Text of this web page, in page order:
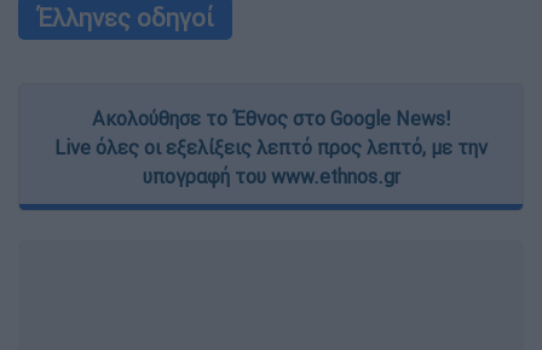
Έλληνες οδηγοί
Ακολούθησε το Έθνος στο Google News!
Live όλες οι εξελίξεις λεπτό προς λεπτό, με την
υπογραφή του www.ethnos.gr